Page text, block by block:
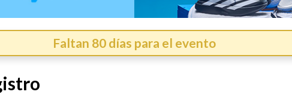
Faltan 80 días para el evento